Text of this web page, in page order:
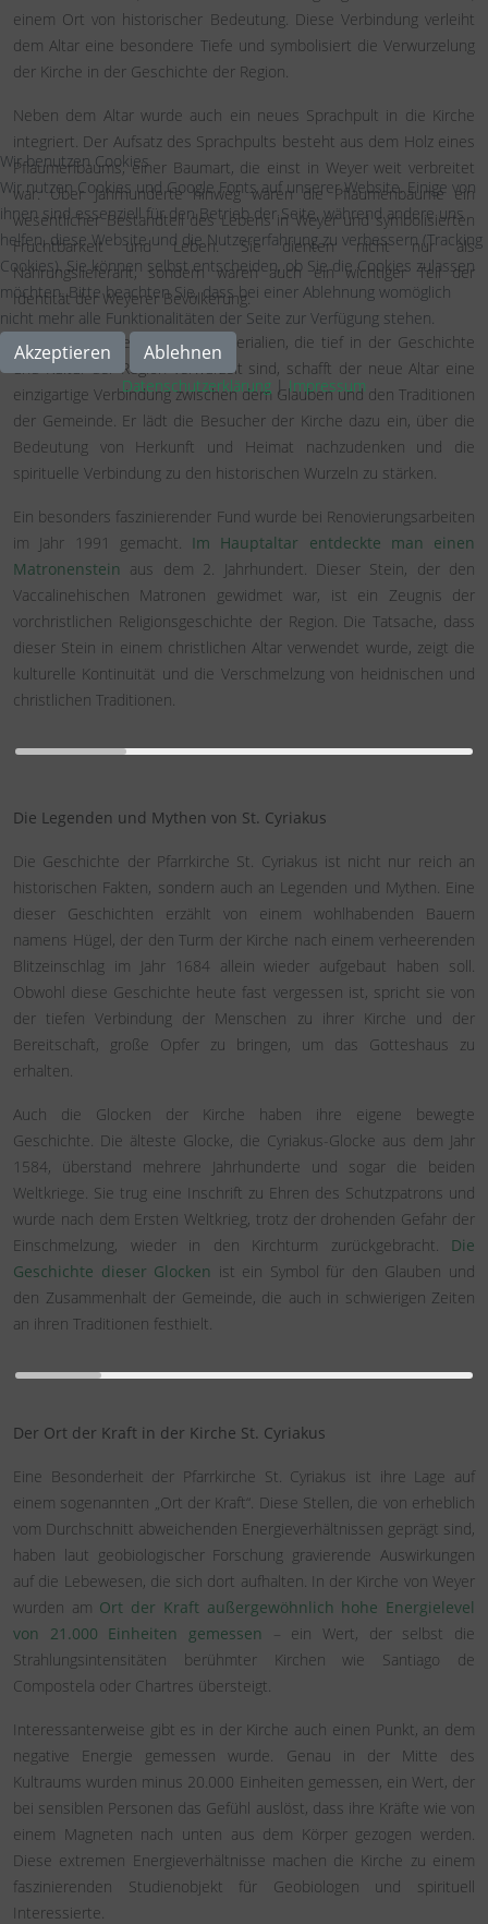
einem Ort von historischer Bedeutung. Diese Verbindung verleiht
dem Altar eine besondere Tiefe und symbolisiert die Verwurzelung
der Kirche in der Geschichte der Region.
Neben dem Altar wurde auch ein neues Sprachpult in die Kirche
integriert. Der Aufsatz des Sprachpults besteht aus dem Holz eines
Pflaumenbaums, einer Baumart, die einst in Weyer weit verbreitet
war. Über Jahrhunderte hinweg waren die Pflaumenbäume ein
wesentlicher Bestandteil des Lebens in Weyer und symbolisierten
Fruchtbarkeit und Leben. Sie dienten nicht nur als
Nahrungslieferant, sondern waren auch ein wichtiger Teil der
Identität der Weyerer Bevölkerung.
Durch die Verwendung von Materialien, die tief in der Geschichte
und Kultur der Region verwurzelt sind, schafft der neue Altar eine
einzigartige Verbindung zwischen dem Glauben und den Traditionen
der Gemeinde. Er lädt die Besucher der Kirche dazu ein, über die
Bedeutung von Herkunft und Heimat nachzudenken und die
spirituelle Verbindung zu den historischen Wurzeln zu stärken.
Ein besonders faszinierender Fund wurde bei Renovierungsarbeiten
im Jahr 1991 gemacht. Im Hauptaltar entdeckte man einen
Matronenstein aus dem 2. Jahrhundert. Dieser Stein, der den
Vaccalinehischen Matronen gewidmet war, ist ein Zeugnis der
vorchristlichen Religionsgeschichte der Region. Die Tatsache, dass
dieser Stein in einem christlichen Altar verwendet wurde, zeigt die
kulturelle Kontinuität und die Verschmelzung von heidnischen und
christlichen Traditionen.
Die Legenden und Mythen von St. Cyriakus
Die Geschichte der Pfarrkirche St. Cyriakus ist nicht nur reich an
historischen Fakten, sondern auch an Legenden und Mythen. Eine
dieser Geschichten erzählt von einem wohlhabenden Bauern
namens Hügel, der den Turm der Kirche nach einem verheerenden
Blitzeinschlag im Jahr 1684 allein wieder aufgebaut haben soll.
Obwohl diese Geschichte heute fast vergessen ist, spricht sie von
der tiefen Verbindung der Menschen zu ihrer Kirche und der
Bereitschaft, große Opfer zu bringen, um das Gotteshaus zu
erhalten.
Auch die Glocken der Kirche haben ihre eigene bewegte
Geschichte. Die älteste Glocke, die Cyriakus-Glocke aus dem Jahr
1584, überstand mehrere Jahrhunderte und sogar die beiden
Weltkriege. Sie trug eine Inschrift zu Ehren des Schutzpatrons und
wurde nach dem Ersten Weltkrieg, trotz der drohenden Gefahr der
Einschmelzung, wieder in den Kirchturm zurückgebracht. Die
Geschichte dieser Glocken ist ein Symbol für den Glauben und
den Zusammenhalt der Gemeinde, die auch in schwierigen Zeiten
an ihren Traditionen festhielt.
Der Ort der Kraft in der Kirche St. Cyriakus
Eine Besonderheit der Pfarrkirche St. Cyriakus ist ihre Lage auf
einem sogenannten „Ort der Kraft“. Diese Stellen, die von erheblich
vom Durchschnitt abweichenden Energieverhältnissen geprägt sind,
haben laut geobiologischer Forschung gravierende Auswirkungen
auf die Lebewesen, die sich dort aufhalten. In der Kirche von Weyer
wurden am Ort der Kraft außergewöhnlich hohe Energielevel
von 21.000 Einheiten gemessen
– ein Wert, der selbst die
Strahlungsintensitäten berühmter Kirchen wie Santiago de
Compostela oder Chartres übersteigt.
Interessanterweise gibt es in der Kirche auch einen Punkt, an dem
negative Energie gemessen wurde. Genau in der Mitte des
Kultraums wurden minus 20.000 Einheiten gemessen, ein Wert, der
bei sensiblen Personen das Gefühl auslöst, dass ihre Kräfte wie von
einem Magneten nach unten aus dem Körper gezogen werden.
Diese extremen Energieverhältnisse machen die Kirche zu einem
faszinierenden Studienobjekt für Geobiologen und spirituell
Interessierte.
Wir benutzen Cookies
Wir nutzen Cookies und Google Fonts auf unserer Website. Einige von
ihnen sind essenziell für den Betrieb der Seite, während andere uns
helfen, diese Website und die Nutzererfahrung zu verbessern (Tracking
Cookies). Sie können selbst entscheiden, ob Sie die Cookies zulassen
möchten. Bitte beachten Sie, dass bei einer Ablehnung womöglich
nicht mehr alle Funktionalitäten der Seite zur Verfügung stehen.
Akzeptieren Ablehnen
Datenschutzerklärung |Impressum